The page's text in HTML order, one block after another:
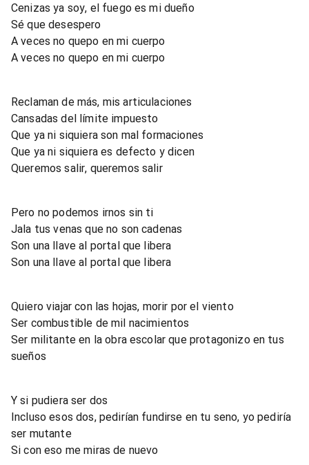
Cenizas ya soy, el fuego es mi dueño
Sé que desespero
A veces no quepo en mi cuerpo
A veces no quepo en mi cuerpo
Reclaman de más, mis articulaciones
Cansadas del límite impuesto
Que ya ni siquiera son mal formaciones
Que ya ni siquiera es defecto y dicen
Queremos salir, queremos salir
Pero no podemos irnos sin ti
Jala tus venas que no son cadenas
Son una llave al portal que libera
Son una llave al portal que libera
Quiero viajar con las hojas, morir por el viento
Ser combustible de mil nacimientos
Ser militante en la obra escolar que protagonizo en tus
sueños
Y si pudiera ser dos
Incluso esos dos, pedirían fundirse en tu seno, yo pediría
ser mutante
Si con eso me miras de nuevo